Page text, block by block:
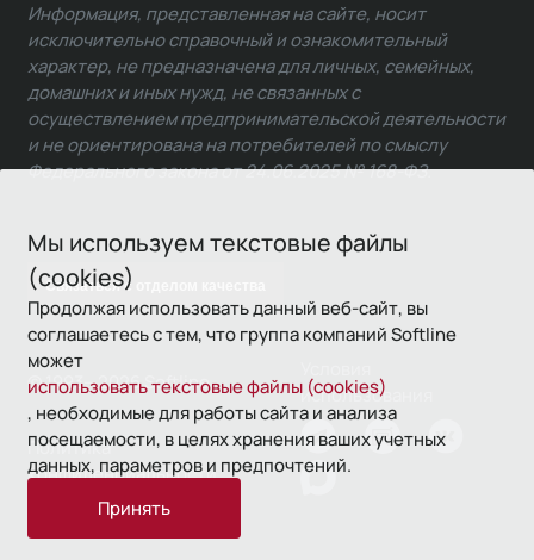
Мы используем текстовые файлы
(cookies)
Продолжая использовать данный веб-сайт, вы
соглашаетесь с тем, что группа компаний Softline
может
использовать текстовые файлы (cookies)
, необходимые для работы сайта и анализа
посещаемости, в целях хранения ваших учетных
данных, параметров и предпочтений.
Принять
Связаться с отделом качества
Информация, представленная на сайте, носит
исключительно справочный и ознакомительный
характер, не предназначена для личных, семейных,
домашних и иных нужд, не связанных с
осуществлением предпринимательской деятельности
и не ориентирована на потребителей по смыслу
Федерального закона от 24.06.2025 № 168-ФЗ.
© 1993—2026 Softline
использования
Политика
конфиденциальности